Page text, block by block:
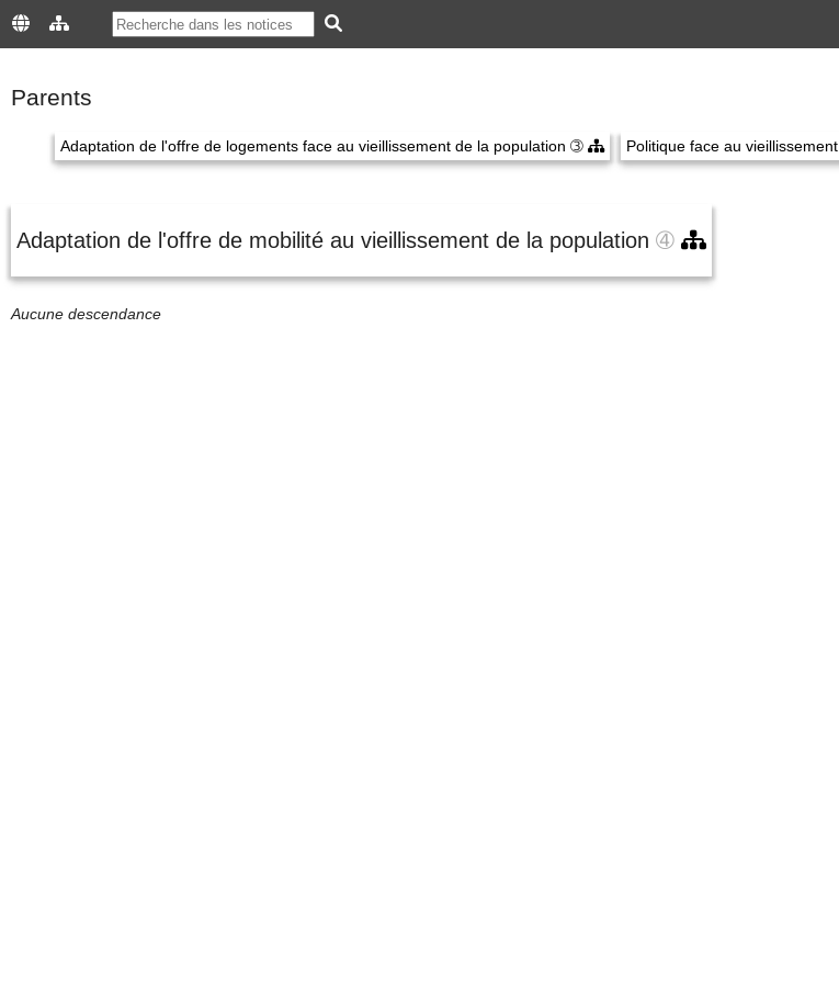
Parents
Adaptation de l'offre de logements face au vieillissement de la population ➂ Politique face au vieillissement
Adaptation de l'offre de mobilité au vieillissement de la population ➃
Aucune descendance